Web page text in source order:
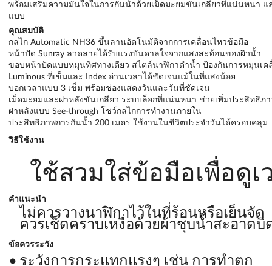
พร้อมเสริมความมั่นใจในการกันน้ำด้วยเม็ดมะยมขันเกลียวที่แน่นหนา
แบบ
คุณสมบัติ
กลไก Automatic NH36 ขึ้นลานอัตโนมัติจากการเคลื่อนไหวข้อมือ
หน้าปัด Sunray ลวดลายได้รับแรงบันดาลใจจากแสงสะท้อนของผิวน้ำ
ขอบหน้าปัดแบบหมุนทิศทางเดียว สไตล์นาฬิกาดำน้ำ ป้องกันการหมุนเค
Luminous ที่เข็มและ Index อ่านเวลาได้ชัดเจนแม้ในที่แสงน้อย
บอกเวลาแบบ 3 เข็ม พร้อมช่องแสดงวันและวันที่ชัดเจน
เม็ดมะยมและฝาหลังขันเกลียว ระบบล็อกที่แน่นหนา ช่วยเพิ่มประสิทธิภ
ฝาหลังแบบ See-through โชว์กลไกการทำงานภายใน
ประสิทธิภาพการกันน้ำ 200 เมตร ใช้งานในชีวิตประจำวันได้ครอบคลุม
วิธีใช้งาน
ใช้สวมใส่ข้อมือเพื่อดูเ
คำแนะนำ
ไม่ควรวางนาฬิกาไว้ในที่ร้อนหรือเย็นจัด
ควรเช็ดคราบเหงื่อด้วยผ้าชุบน้ำสะอาด
ข้อควรระวัง
ระวังการกระแทกแรงๆ เช่น การทำตก